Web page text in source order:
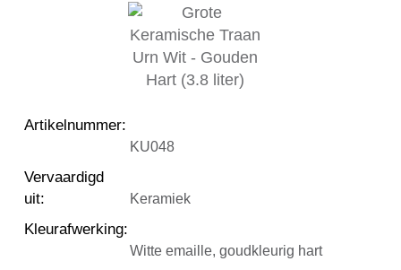
Artikelnummer:
KU048
Vervaardigd
uit: Keramiek
Kleurafwerking:
Witte emaille, goudkleurig hart